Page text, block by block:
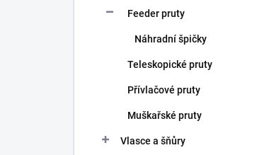
Feeder pruty
Náhradní špičky
Teleskopické pruty
Přívlačové pruty
Muškařské pruty
Vlasce a šňůry